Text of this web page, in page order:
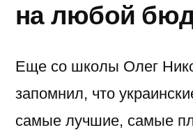
на любой
Еще со школы Олег
запомнил, что
самые лучшие, самые